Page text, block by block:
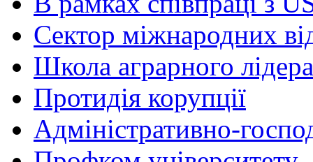
Сектор міжнародних
Школа аграрного лідера
Протидія корупції
Адміністративно-